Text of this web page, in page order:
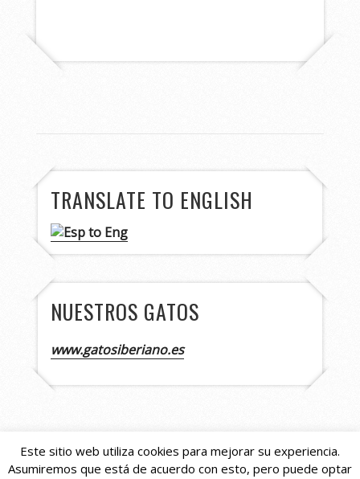
TRANSLATE TO ENGLISH
NUESTROS GATOS
www.gatosiberiano.es
Copyright © 2026Asturshelkie Shelties. All
Este sitio web utiliza cookies para mejorar su experiencia.
Asumiremos que está de acuerdo con esto, pero puede optar